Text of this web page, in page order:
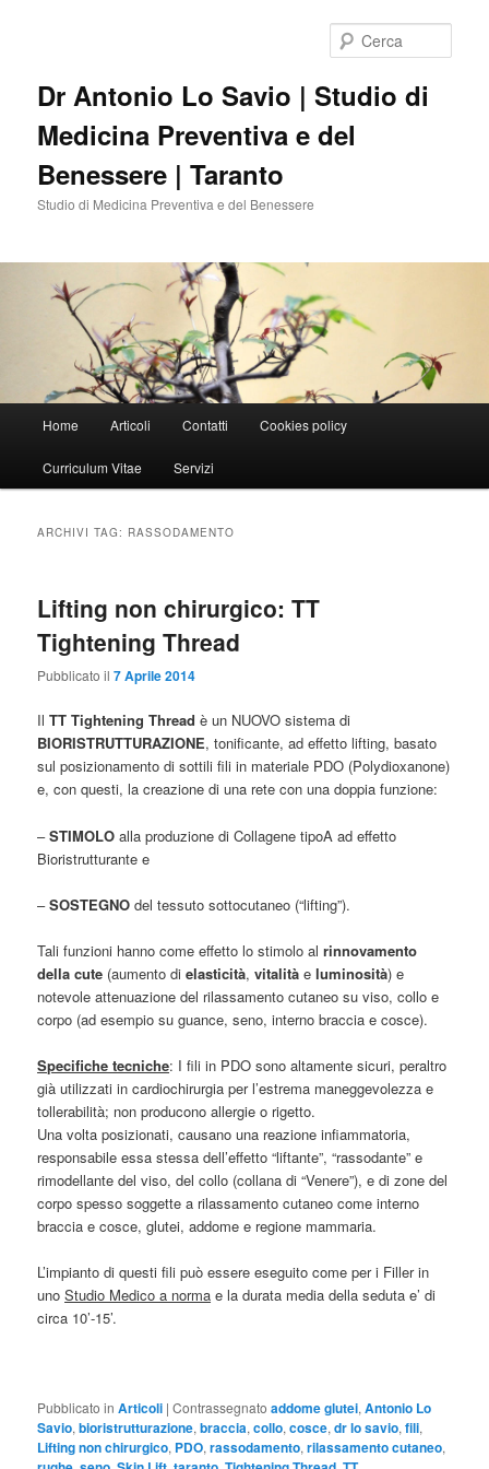
Dr Antonio Lo Savio | Studio di
Medicina Preventiva e del
Benessere | Taranto
Studio di Medicina Preventiva e del Benessere
principale
Home Articoli Contatti Cookies policy
Curriculum Vitae Servizi
ARCHIVI TAG: RASSODAMENTO
Lifting non chirurgico: TT
Tightening Thread
Pubblicato il7 Aprile 2014
IlTT Tightening Thread è un NUOVO sistema di
BIORISTRUTTURAZIONE, tonificante, ad effetto lifting, basato
sul posizionamento di sottili fili in materiale PDO (Polydioxanone)
e, con questi, la creazione di una rete con una doppia funzione:
–STIMOLO alla produzione di Collagene tipoA ad effetto
Bioristrutturante e
–SOSTEGNO del tessuto sottocutaneo (“lifting”).
Tali funzioni hanno come effetto lo stimolo alrinnovamento
della cute (aumento dielasticità,vitalità eluminosità) e
notevole attenuazione del rilassamento cutaneo su viso, collo e
corpo (ad esempio su guance, seno, interno braccia e cosce).
Specifiche tecniche: I fili in PDO sono altamente sicuri, peraltro
già utilizzati in cardiochirurgia per l’estrema maneggevolezza e
tollerabilità; non producono allergie o rigetto.
Una volta posizionati, causano una reazione infiammatoria,
responsabile essa stessa dell’effetto “liftante”, “rassodante” e
rimodellante del viso, del collo (collana di “Venere”), e di zone del
corpo spesso soggette a rilassamento cutaneo come interno
braccia e cosce, glutei, addome e regione mammaria.
L’impianto di questi fili può essere eseguito come per i Filler in
unoStudio Medico a norma e la durata media della seduta e’ di
circa 10’-15’.
Pubblicato in Articoli |Contrassegnato addome glutei,Antonio Lo
Savio,bioristrutturazione,braccia,collo,cosce,dr lo savio,fili,
Lifting non chirurgico, PDO,rassodamento,rilassamento cutaneo,